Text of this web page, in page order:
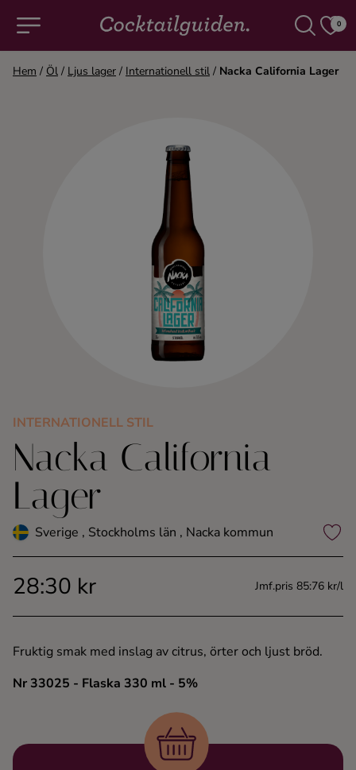
0
Alla cocktails & drinkar
Konjak
Likör
Rom
Tequila
Whisky
Hem / Öl / Ljus lager / Internationell stil / Nacka California Lager
INTERNATIONELL STIL
Nacka California
Lager
Sverige , Stockholms län , Nacka kommun
28:30 kr Jmf.pris 85:76 kr/l
Fruktig smak med inslag av citrus, örter och ljust bröd.
Nr 33025 - Flaska 330 ml - 5%